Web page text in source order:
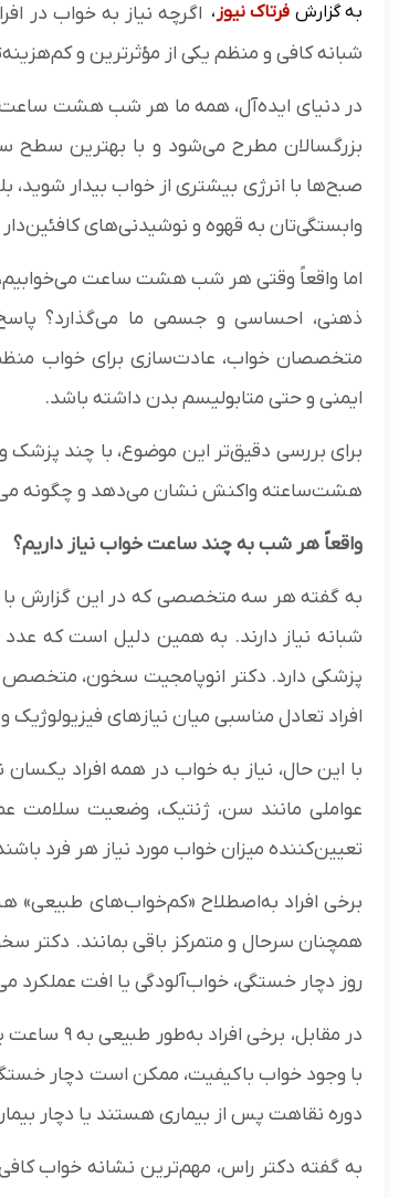
به گزارش فرتاک نیوز ، اگرچه نیاز به خواب در
شبانه کافی و منظم یکی از مؤثرترین و
در دنیای ایده‌آل، همه ما هر شب هشت ساعت
بزرگسالان مطرح می‌شود و با بهترین سطح
صبح‌ها با انرژی بیشتری از خواب بیدار شوید،
وابستگی‌تان به قهوه و نوشیدنی‌های
اما واقعاً وقتی هر شب هشت ساعت
ذهنی، احساسی و جسمی ما می‌گذارد؟
متخصصان خواب، عادت‌سازی برای خواب منظم
ایمنی و حتی متابولیسم بدن داشته باشد.
برای بررسی دقیق‌تر این موضوع، با چند
هشت‌ساعته واکنش نشان می‌دهد و چگونه
واقعاً هر شب به چند ساعت خواب نیاز داریم؟
پزشکی دارد. دکتر انوپامجیت سخون،
افراد تعادل مناسبی میان نیازهای
با این حال، نیاز به خواب در همه افراد
عواملی مانند سن، ژنتیک، وضعیت سلامت
تعیین‌کننده میزان خواب مورد نیاز هر فرد
برخی افراد به‌اصطلاح «کم‌خواب‌های
همچنان سرحال و متمرکز باقی بمانند. دکتر
روز دچار خستگی، خواب‌آلودگی یا افت
در مقابل،
با وجود خواب باکیفیت، ممکن است دچار
دوره نقاهت پس از بیماری هستند یا دچار
به گفته دکتر راس، مهم‌ترین نشانه خواب